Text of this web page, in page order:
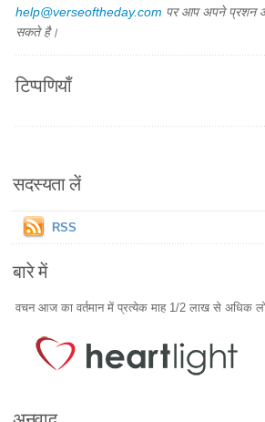
help@verseoftheday.com पर आप अपने प्रशन और
सकते है।
टिप्पणियाँ
सदस्यता लें
RSS
बारे में
वचन आज का वर्तमान में प्रत्येक माह 1/2 लाख से अधिक लोगों